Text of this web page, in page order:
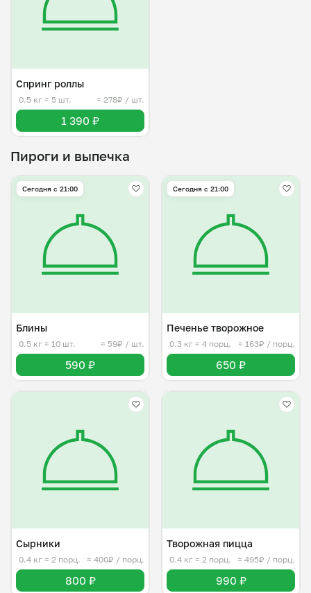
Спринг роллы
0.5 кг ≈ 5 шт. ≈ 278₽ / шт.
1 390 ₽
Пироги и выпечка
Сегодня с 21:00
Блины
0.5 кг ≈ 10 шт. ≈ 59₽ / шт.
590 ₽
Сегодня с 21:00
Печенье творожное
0.3 кг ≈ 4 порц. ≈ 163₽ / порц.
650 ₽
Сырники
0.4 кг ≈ 2 порц. ≈ 400₽ / порц.
800 ₽
Творожная пицца
0.4 кг ≈ 2 порц. ≈ 495₽ / порц.
990 ₽